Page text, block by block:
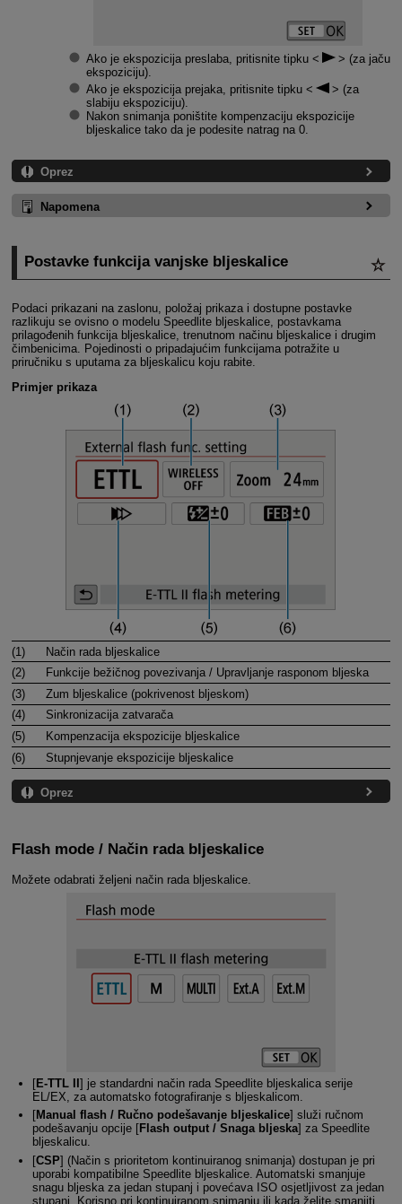
Ako je ekspozicija preslaba, pritisnite tipku
(za jaču
ekspoziciju).
Ako je ekspozicija prejaka, pritisnite tipku
(za
slabiju ekspoziciju).
Nakon snimanja poništite kompenzaciju ekspozicije
bljeskalice tako da je podesite natrag na 0.
Oprez
Napomena
Postavke funkcija vanjske bljeskalice
Podaci prikazani na zaslonu, položaj prikaza i dostupne postavke
razlikuju se ovisno o modelu Speedlite bljeskalice, postavkama
prilagođenih funkcija bljeskalice, trenutnom načinu bljeskalice i drugim
čimbenicima. Pojedinosti o pripadajućim funkcijama potražite u
priručniku s uputama za bljeskalicu koju rabite.
Primjer prikaza
(1)
Način rada bljeskalice
(2)
Funkcije bežičnog povezivanja / Upravljanje rasponom bljeska
(3)
Zum bljeskalice (pokrivenost bljeskom)
(4)
Sinkronizacija zatvarača
(5)
Kompenzacija ekspozicije bljeskalice
(6)
Stupnjevanje ekspozicije bljeskalice
Oprez
Flash mode / Način rada bljeskalice
Možete odabrati željeni način rada bljeskalice.
[E-TTL II ] je standardni način rada Speedlite bljeskalica serije
EL/EX, za automatsko fotografiranje s bljeskalicom.
[Manual flash / Ručno podešavanje bljeskalice] služi ručnom
podešavanju opcije [Flash output / Snaga bljeska] za Speedlite
bljeskalicu.
[CSP] (Način s prioritetom kontinuiranog snimanja) dostupan je pri
uporabi kompatibilne Speedlite bljeskalice. Automatski smanjuje
snagu bljeska za jedan stupanj i povećava ISO osjetljivost za jedan
stupanj. Korisno pri kontinuiranom snimanju ili kada želite smanjiti